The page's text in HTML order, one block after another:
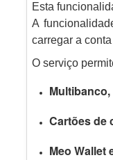
Esta
A
carregar a
O serviço
Multibanco,
Cartões de
Meo Wallet